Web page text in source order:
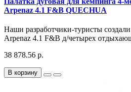
Arpenaz 4.1 F&B QUECHUA
Наши разработчики-туристы
Arpenaz 4.1 F&B д/четырех
38 878.56 р.
В корзину